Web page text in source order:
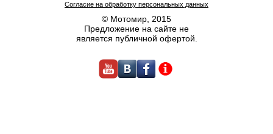
© Мотомир, 2015
Предложение на сайте не
является публичной офертой.
Согласие на обработку персональных данных